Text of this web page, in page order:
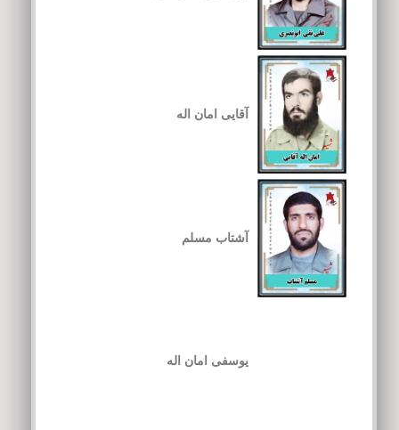
آقایی امان اله
آشتاب مسلم
یوسفی امان اله